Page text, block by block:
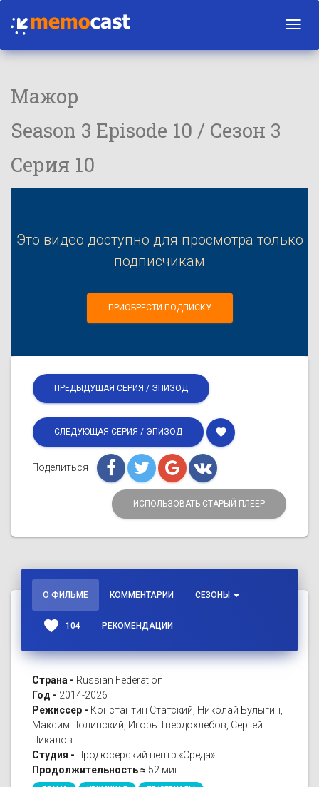
Мажор
Season 3 Episode 10 / Сезон 3
Серия 10
Это видео доступно для просмотра только
подписчикам
ПРИОБРЕСТИ ПОДПИСКУ
ПРЕДЫДУЩАЯ СЕРИЯ / ЭПИЗОД
СЛЕДУЮЩАЯ СЕРИЯ / ЭПИЗОД favorite
Поделиться
ИСПОЛЬЗОВАТЬ СТАРЫЙ ПЛЕЕР
О ФИЛЬМЕ КОММЕНТАРИИ СЕЗОНЫ
favorite 104 РЕКОМЕНДАЦИИ
Страна - Russian Federation
Год - 2014-2026
Режиссер - Константин Статский, Николай Булыгин,
Максим Полинский, Игорь Твердохлебов, Сергей
Пикалов
Студия - Продюсерский центр «Среда»
Продолжительность ≈ 52 мин